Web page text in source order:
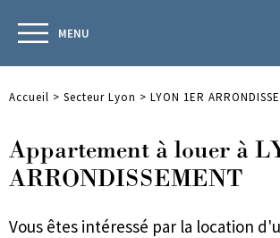
MENU
Accueil > Secteur Lyon > LYON 1ER
Appartement à louer à
ARRONDISSEMENT
Vous êtes intéressé par la location